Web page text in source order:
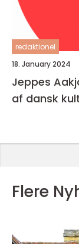
redaktionel
18. January 2024
Jeppes
af dansk
Flere